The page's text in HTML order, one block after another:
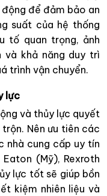
để đảm bảo an
suất của hệ thống
tố quan trọng, ảnh
khả năng duy trì
trình vận chuyển.
lực
và thủy lực quyết
Nên ưu tiên các
nhà cung cấp uy tín
(Mỹ), Rexroth
lực tốt sẽ giúp bồn
kiệm nhiên liệu và